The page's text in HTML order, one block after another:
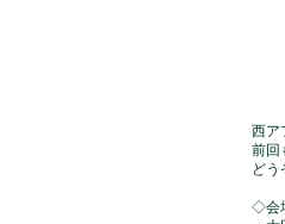
西ア
前回
ど
◇会